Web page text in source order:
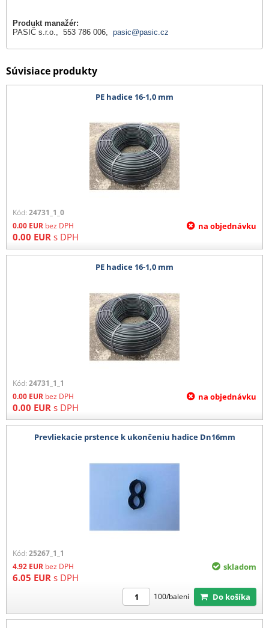
Produkt manažér:
PASIČ s.r.o., 553 786 006, pasic@pasic.cz
Súvisiace produkty
PE hadice 16-1,0 mm
Kód: 24731_1_0
0.00 EUR bez DPH
0.00 EUR s DPH
na objednávku
PE hadice 16-1,0 mm
Kód: 24731_1_1
0.00 EUR bez DPH
0.00 EUR s DPH
na objednávku
Prevliekacie prstence k ukončeniu hadice Dn16mm
Kód: 25267_1_1
4.92 EUR bez DPH
6.05 EUR s DPH
skladom
100/balení Do košíka